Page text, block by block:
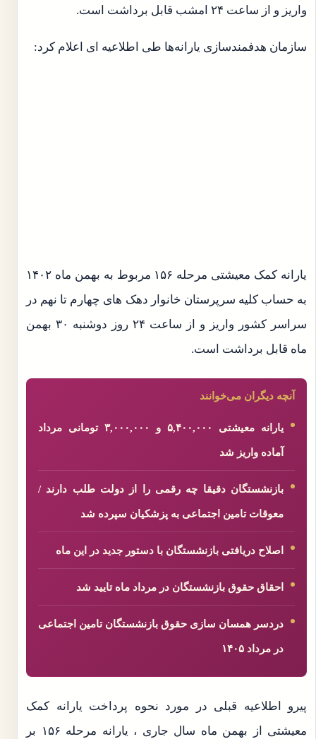
واریز و از ساعت ۲۴ امشب قابل برداشت است.
سازمان هدفمندسازی یارانه‌ها طی اطلاعیه ای اعلام کرد:
یارانه کمک معیشتی مرحله ۱۵۶ مربوط به بهمن ماه ۱۴۰۲
به حساب کلیه سرپرستان خانوار دهک های چهارم تا نهم در
سراسر کشور واریز و از ساعت ۲۴ روز دوشنبه ۳۰ بهمن
ماه قابل برداشت است.
آنچه دیگران می‌خوانند
یارانه معیشتی ۵,۴۰۰,۰۰۰ و ۳,۰۰۰,۰۰۰ تومانی مرداد
آماده واریز شد
بازنشستگان دقیقا چه رقمی را از دولت طلب دارند /
معوقات تامین اجتماعی به پزشکیان سپرده شد
اصلاح دریافتی بازنشستگان با دستور جدید در این ماه
احقاق حقوق بازنشستگان در مرداد ماه تایید شد
دردسر همسان سازی حقوق بازنشستگان تامین اجتماعی
در مرداد ۱۴۰۵
پیرو اطلاعیه قبلی در مورد نحوه پرداخت یارانه کمک
معیشتی از بهمن ماه سال جاری ، یارانه مرحله ۱۵۶ بر